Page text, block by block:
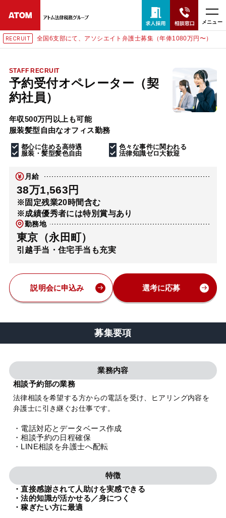
メニュー
RECRUIT 全国6支部にて、アソシエイト弁護士募集（年俸1080万円〜）
STAFF RECRUIT
予約受付オペレーター（契
約社員）
年収500万円以上も可能
服装髪型自由なオフィス勤務
都心に住める高待遇
色々な事件に関われる
服装・髪型髪色自由
法律知識ゼロ大歓迎
月給
38万1,563円
※固定残業20時間含む
※成績優秀者には特別賞与あり
勤務地
東京（永田町）
引越手当・住宅手当も充実
説明会に申込み 選考に応募
募集要項
業務内容
相談予約部の業務
法律相談を希望する方からの電話を受け、ヒアリング内容を
弁護士に引き継ぐお仕事です。
・電話対応とデータベース作成
・相談予約の日程確保
・LINE相談を弁護士へ配転
特徴
・直接感謝されて人助けを実感できる
・法的知識が活かせる／身につく
・稼ぎたい方に最適
24時間365日全国対応
無料相談窓口はこちら
電話・LINE・メールで相談予約受付中
ホーム
取扱分野
解決実績
アクセス
弁護士・税理士
費用
特設サイト
相談先情報サイト
プライバシーポリシー 利用規約 内部通報
TikTok受賞